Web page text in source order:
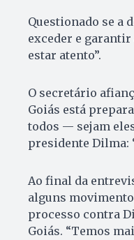
Questionado se a
exceder e garantir
estar atento”.
O secretário
Goiás está
todos — sejam
presidente Dilma:
Ao final da
alguns
processo contra
Goiás. “Temos